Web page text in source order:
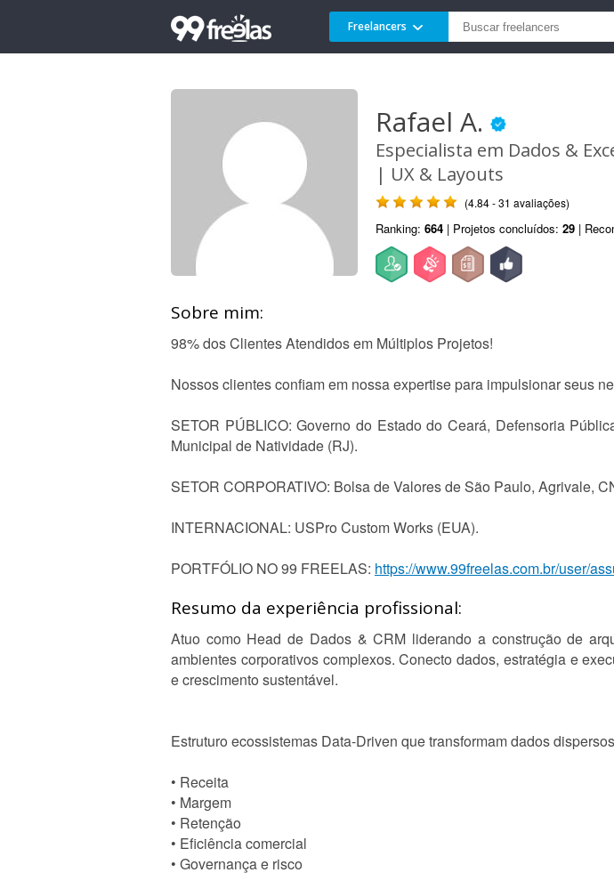
Freelancers
Rafael A.
Especialista em Dados &
| UX & Layouts
(4.84 - 31 avaliações)
Ranking: 664 | Projetos concluídos: 29 |
Sobre mim:
98% dos Clientes Atendidos em Múltiplos Projetos!
Nossos clientes confiam em nossa expertise para impulsionar seus
SETOR PÚBLICO: Governo do Estado do Ceará, Defensoria
Municipal de Natividade (RJ).
SETOR CORPORATIVO: Bolsa de Valores de São Paulo, Agrivale,
INTERNACIONAL: USPro Custom Works (EUA).
PORTFÓLIO NO 99 FREELAS: https://www.99freelas.com.br/user/
Resumo da experiência profissional:
Atuo como Head de Dados & CRM liderando a construção de
ambientes corporativos complexos. Conecto dados, estratégia e
e crescimento sustentável.
Estruturo ecossistemas Data-Driven que transformam dados
• Receita
• Margem
• Retenção
• Eficiência comercial
• Governança e risco